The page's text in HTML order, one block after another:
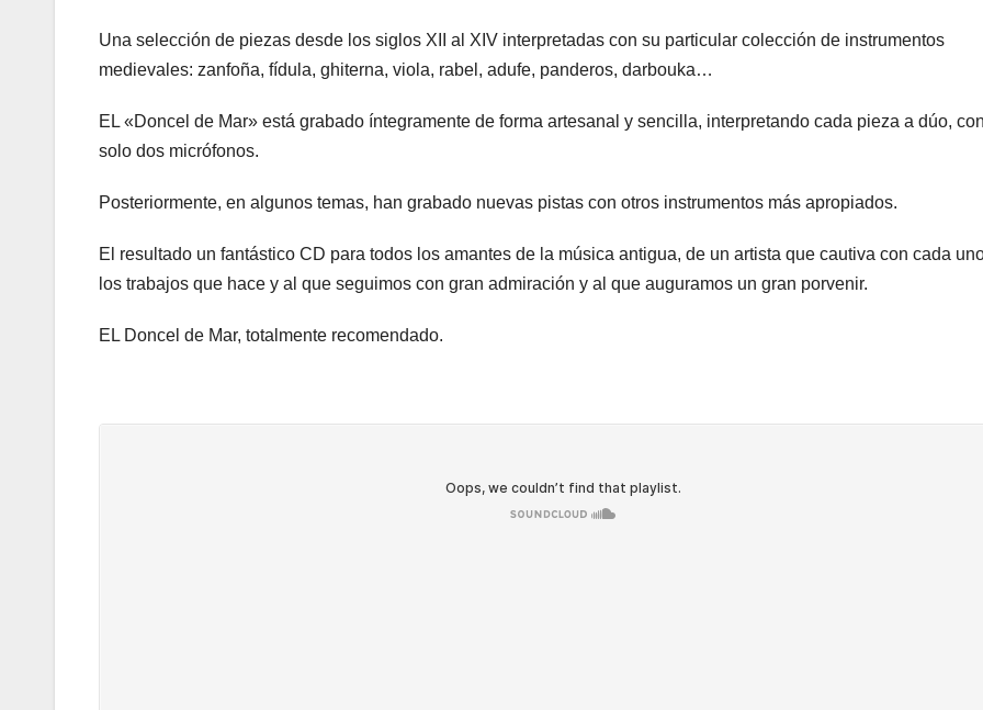
Una selección de piezas desde los siglos XII al XIV interpretadas con su particular colección de instrumentos
medievales: zanfoña, fídula, ghiterna, viola, rabel, adufe, panderos, darbouka…
EL «Doncel de Mar» está grabado íntegramente de forma artesanal y sencilla, interpretando cada pieza a dúo,
solo dos micrófonos.
Posteriormente, en algunos temas, han grabado nuevas pistas con otros instrumentos más apropiados.
El resultado un fantástico CD para todos los amantes de la música antigua, de un artista que cautiva con cada
los trabajos que hace y al que seguimos con gran admiración y al que auguramos un gran porvenir.
EL Doncel de Mar, totalmente recomendado.